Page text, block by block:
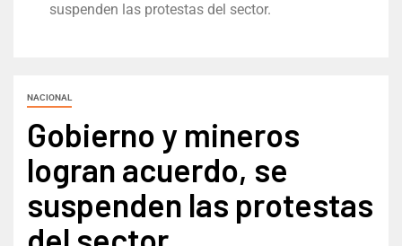
suspenden las protestas del sector.
NACIONAL
Gobierno y mineros
logran acuerdo, se
suspenden las protestas